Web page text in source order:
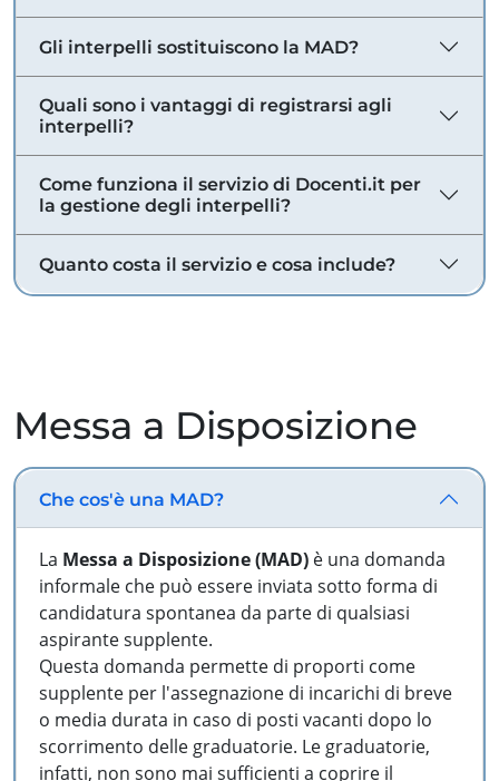
Gli interpelli sostituiscono la MAD?
Quali sono i vantaggi di registrarsi agli
interpelli?
Come funziona il servizio di Docenti.it per
la gestione degli interpelli?
Quanto costa il servizio e cosa include?
Messa a Disposizione
Che cos'è una MAD?
La Messa a Disposizione (MAD) è una domanda
informale che può essere inviata sotto forma di
candidatura spontanea da parte di qualsiasi
aspirante supplente.
Questa domanda permette di proporti come
supplente per l'assegnazione di incarichi di breve
o media durata in caso di posti vacanti dopo lo
scorrimento delle graduatorie. Le graduatorie,
infatti, non sono mai sufficienti a coprire il